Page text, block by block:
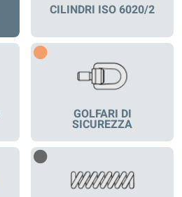
CILINDRI ISO 6020/2
GOLFARI DI
SICUREZZA